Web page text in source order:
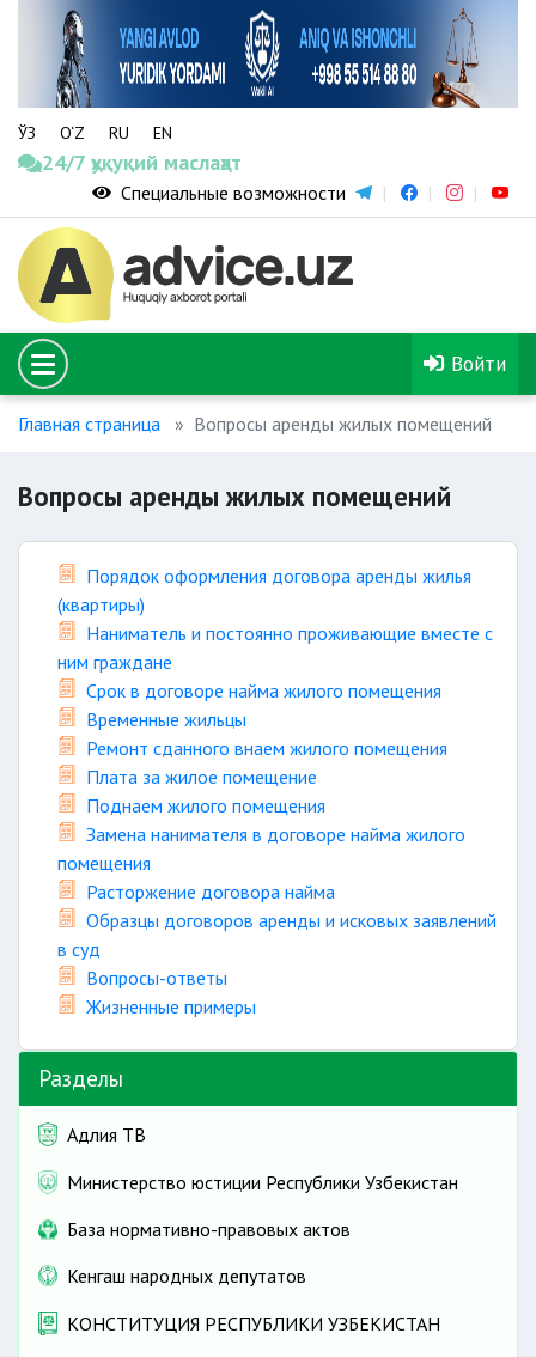
ЎЗ O‘Z RU EN
24/7 ҳуқуқий маслаҳат
Специальные возможности
Войти
Главная страница Вопросы аренды жилых помещений
Вопросы аренды жилых помещений
Порядок оформления договора аренды жилья
(квартиры)
Наниматель и постоянно проживающие вместе с
ним граждане
Срок в договоре найма жилого помещения
Временные жильцы
Ремонт сданного внаем жилого помещения
Плата за жилое помещение
Поднаем жилого помещения
Замена нанимателя в договоре найма жилого
помещения
Расторжение договора найма
Образцы договоров аренды и исковых заявлений
в суд
Вопросы-ответы
Жизненные примеры
Разделы
Адлия ТВ
Министерство юстиции Республики Узбекистан
База нормативно-правовых актов
Кенгаш народных депутатов
КОНСТИТУЦИЯ РЕСПУБЛИКИ УЗБЕКИСТАН